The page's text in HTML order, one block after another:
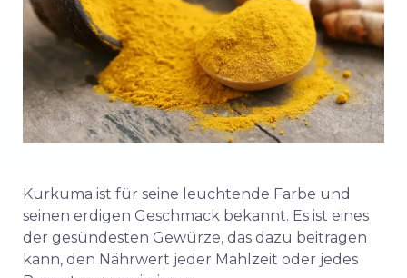
Kurkuma ist für seine leuchtende Farbe und
seinen erdigen Geschmack bekannt. Es ist eines
der gesündesten Gewürze, das dazu beitragen
kann, den Nährwert jeder Mahlzeit oder jedes